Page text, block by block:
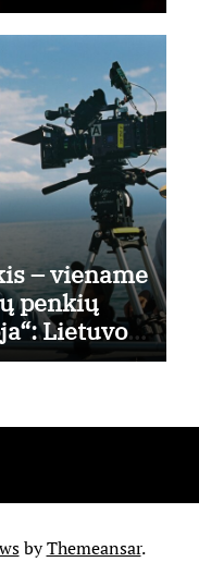
– viename
penkių
Lietuvos
7-
byThemeansar.